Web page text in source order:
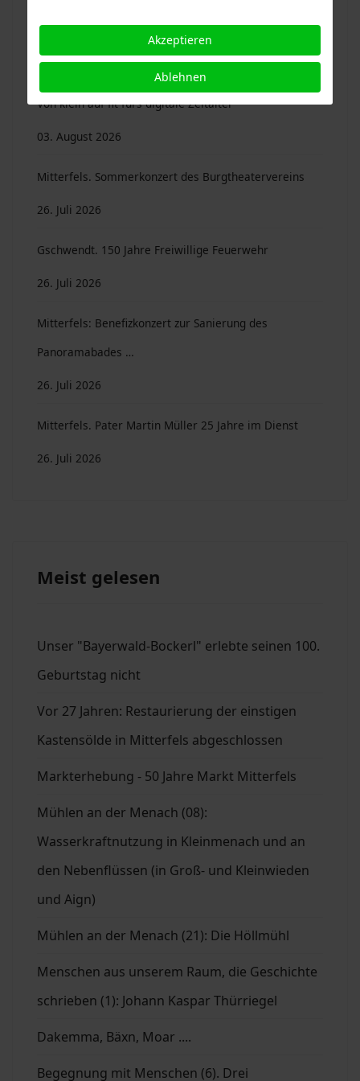
Neues aus unseren Gemeinden: Sammelordner ...
04. August 2026
Von klein auf fit fürs digitale Zeitalter
03. August 2026
Mitterfels. Sommerkonzert des Burgtheatervereins
26. Juli 2026
Gschwendt. 150 Jahre Freiwillige Feuerwehr
26. Juli 2026
Mitterfels: Benefizkonzert zur Sanierung des
Panoramabades …
26. Juli 2026
Mitterfels. Pater Martin Müller 25 Jahre im Dienst
26. Juli 2026
Meist gelesen
Unser "Bayerwald-Bockerl" erlebte seinen 100.
Geburtstag nicht
Vor 27 Jahren: Restaurierung der einstigen
Kastensölde in Mitterfels abgeschlossen
Markterhebung - 50 Jahre Markt Mitterfels
Mühlen an der Menach (08):
Wasserkraftnutzung in Kleinmenach und an
den Nebenflüssen (in Groß- und Kleinwieden
und Aign)
Mühlen an der Menach (21): Die Höllmühl
Menschen aus unserem Raum, die Geschichte
schrieben (1): Johann Kaspar Thürriegel
Dakemma, Bäxn, Moar ....
Begegnung mit Menschen (6). Drei
Akzeptieren
Ablehnen